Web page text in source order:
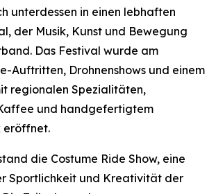
unterdessen in einen lebhaften
der Musik, Kunst und Bewegung
Das Festival wurde am
Auftritten, Drohnenshows und einem
regionalen Spezialitäten,
und handgefertigtem
eröffnet.
die Costume Ride Show, eine
Sportlichkeit und Kreativität der